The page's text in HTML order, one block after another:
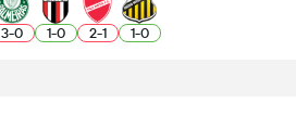
3-0 1-0 2-1 1-0